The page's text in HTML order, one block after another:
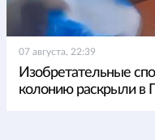
07 августа, 22:39
Изобретательные
колонию раскрыли в